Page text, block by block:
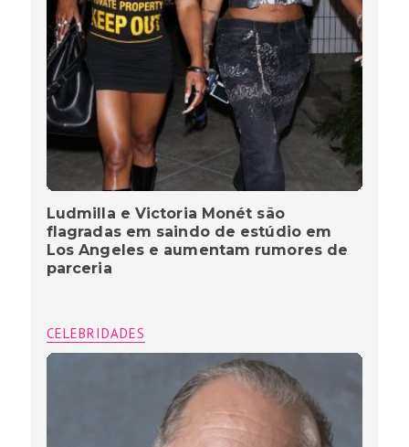
Ludmilla e Victoria Monét são
flagradas em saindo de estúdio em
Los Angeles e aumentam rumores de
parceria
CELEBRIDADES